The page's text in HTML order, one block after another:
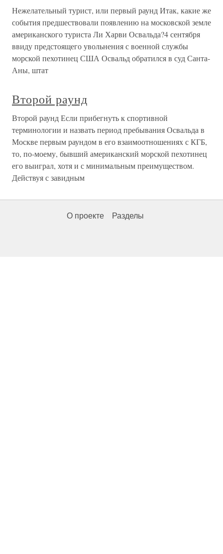
Нежелательный турист, или первый раунд Итак, какие же
события предшествовали появлению на московской земле
американского туриста Ли Харви Освальда?4 сентября
ввиду предстоящего увольнения с военной службы
морской пехотинец США Освальд обратился в суд Санта-
Аны, штат
Второй раунд
Второй раунд Если прибегнуть к спортивной
терминологии и назвать период пребывания Освальда в
Москве первым раундом в его взаимоотношениях с КГБ,
то, по-моему, бывший американский морской пехотинец
его выиграл, хотя и с минимальным преимуществом.
Действуя с завидным
О проекте Разделы